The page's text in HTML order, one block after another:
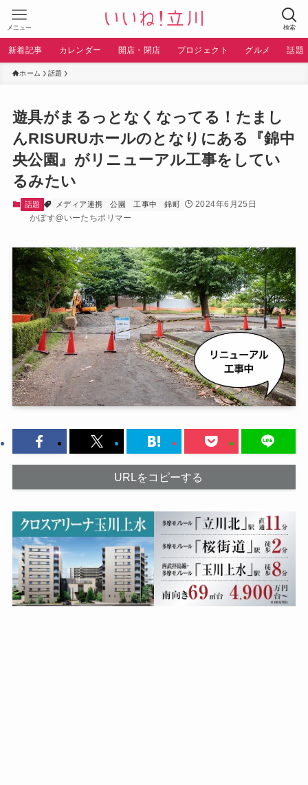
検索
メニュー
新着記事 カレンダー 開店・閉店 プロジェクト グルメ 話題
ホーム 話題
遊具がまるっとなくなってる！たまし
んRISURUホールのとなりにある『錦中
央公園』がリニューアル工事をしてい
るみたい
話題 メディア連携 公園 工事中 錦町
2024年6月25日
かぼす@いーたちポリマー
URLをコピーする